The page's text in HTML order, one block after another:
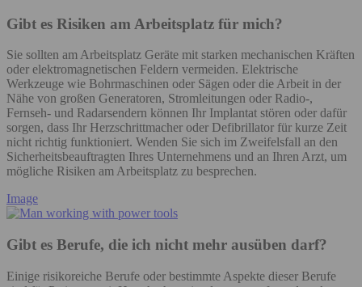
Gibt es Risiken am Arbeitsplatz für mich?
Sie sollten am Arbeitsplatz Geräte mit starken mechanischen Kräften
oder elektromagnetischen Feldern vermeiden. Elektrische
Werkzeuge wie Bohrmaschinen oder Sägen oder die Arbeit in der
Nähe von großen Generatoren, Stromleitungen oder Radio-,
Fernseh- und Radarsendern können Ihr Implantat stören oder dafür
sorgen, dass Ihr Herzschrittmacher oder Defibrillator für kurze Zeit
nicht richtig funktioniert. Wenden Sie sich im Zweifelsfall an den
Sicherheitsbeauftragten Ihres Unternehmens und an Ihren Arzt, um
mögliche Risiken am Arbeitsplatz zu besprechen.
Image
Gibt es Berufe, die ich nicht mehr ausüben darf?
Einige risikoreiche Berufe oder bestimmte Aspekte dieser Berufe